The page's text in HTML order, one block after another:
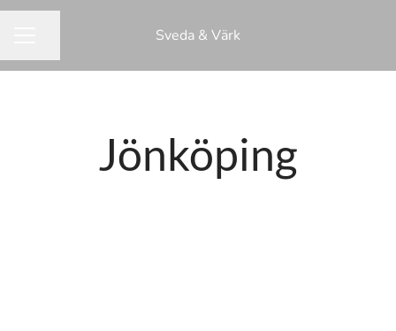
Sveda & Värk
Jönköping